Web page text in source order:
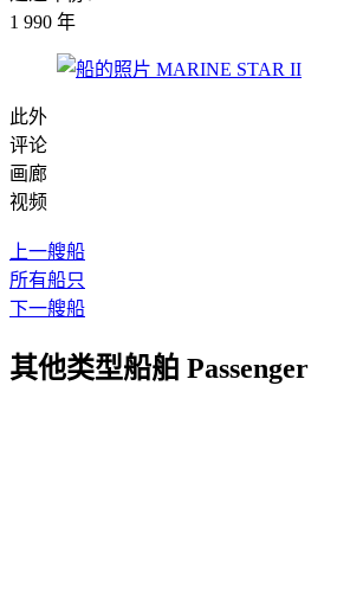
1 990 年
此外
评论
画廊
视频
上一艘船
所有船只
下一艘船
其他类型船舶 Passenger